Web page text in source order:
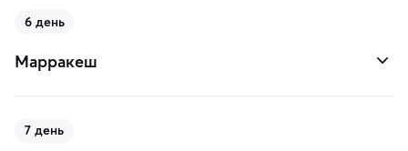
6 день
Марракеш
7 день